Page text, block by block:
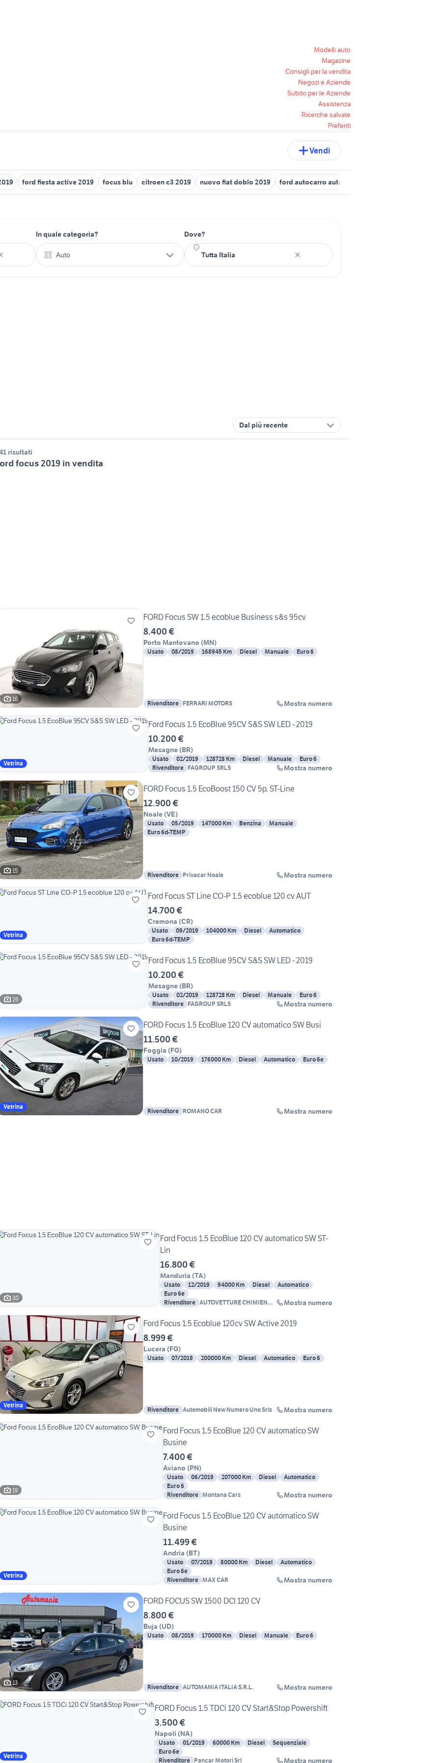
Modelli auto
Magazine
Consigli per la vendita
Negozi e Aziende
Subito per le Aziende
Assistenza
Ricerche salvate
Preferiti
Vendi
ford fiesta active 2019 focus blu citroen c3 2019 nuovo fiat doblo 2019 ford autocarro auto
In quale categoria?
Auto
Dove?
Dal più recente
risultati
focus 2019 in vendita
16
FORD Focus SW 1.5 ecoblue Business s&s 95cv
8.400 €
Porto Mantovano (MN)
Usato 08/2019 168945 Km Diesel Manuale Euro 6
Rivenditore FERRARI MOTORS Mostra numero
Vetrina
Ford Focus 1.5 EcoBlue 95CV S&S SW LED - 2019
10.200 €
Mesagne (BR)
Usato 02/2019 128728 Km Diesel Manuale
Euro 6
Rivenditore FAGROUP SRLS Mostra numero
15
FORD Focus 1.5 EcoBoost 150 CV 5p. ST-Line
12.900 €
Noale (VE)
Usato 05/2019 147000 Km Benzina
Manuale
Euro 6d-TEMP
Rivenditore Privacar Noale Mostra numero
Vetrina
Ford Focus ST Line CO-P 1.5 ecoblue 120 cv AUT
14.700 €
Cremona (CR)
Usato 09/2019 104000 Km Diesel
Automatico
Euro 6d-TEMP
26
Ford Focus 1.5 EcoBlue 95CV S&S SW LED - 2019
10.200 €
Mesagne (BR)
Usato 02/2019 128728 Km Diesel Manuale
Euro 6
Rivenditore FAGROUP SRLS Mostra numero
Vetrina
FORD Focus 1.5 EcoBlue 120 CV automatico SW Busi
11.500 €
Foggia (FG)
Usato 10/2019 176000 Km Diesel Automatico Euro 6e
Rivenditore ROMANO CAR Mostra numero
30
Ford Focus 1.5 EcoBlue 120 CV automatico SW ST-
Lin
16.800 €
Manduria (TA)
Usato 12/2019 94000 Km Diesel
Automatico
Euro 6e
Rivenditore AUTOVETTURE CHIMIENTI
Mostra numero
Vetrina
Ford Focus 1.5 Ecoblue 120cv SW Active 2019
8.999 €
Lucera (FG)
Usato 07/2019 200000 Km Diesel Automatico Euro 6
Rivenditore Automobili New Numero Uno Srls Mostra numero
19
Ford Focus 1.5 EcoBlue 120 CV automatico SW
Busine
7.400 €
Aviano (PN)
Usato 06/2019 207000 Km Diesel
Automatico
Euro 6
Rivenditore Montana Cars Mostra numero
Vetrina
Ford Focus 1.5 EcoBlue 120 CV automatico SW
Busine
11.499 €
Andria (BT)
Usato 07/2019 80000 Km Diesel
Automatico
Euro 6e
Rivenditore MAX CAR Mostra numero
13
FORD FOCUS SW 1500 DCI 120 CV
8.800 €
Buja (UD)
Usato 08/2019 170000 Km Diesel Manuale Euro 6
Rivenditore AUTOMANIA ITALIA S.R.L. Mostra numero
Vetrina
FORD Focus 1.5 TDCi 120 CV Start&Stop Powershift
3.500 €
Napoli (NA)
Usato 01/2019 60000 Km Diesel
Sequenziale
Euro 6e
Rivenditore Pancar Motori Srl Mostra numero